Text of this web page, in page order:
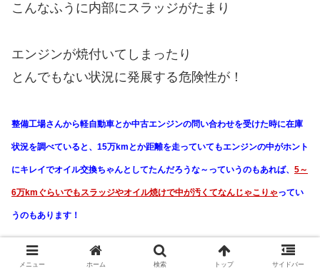
こんなふうに内部にスラッジがたまり
エンジンが焼付いてしまったり
とんでもない状況に発展する危険性が！
整備工場さんから軽自動車とか中古エンジンの問い合わせを受けた時に在庫
状況を調べていると、15万kmとか距離を走っていてもエンジンの中がホント
にキレイでオイル交換ちゃんとしてたんだろうな～っていうのもあれば、 5～
6万kmぐらいでもスラッジやオイル焼けで中が汚くてなんじゃこりゃってい
うのもあります！
メニュー ホーム 検索 トップ サイドバー